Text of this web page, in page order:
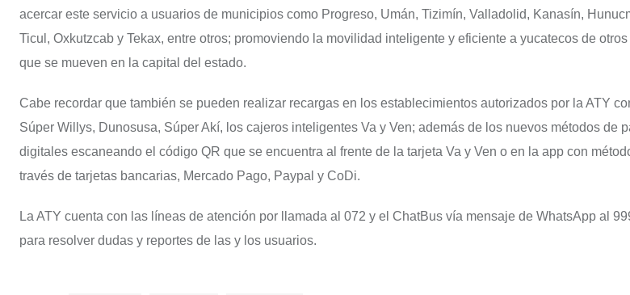
acercar este servicio a usuarios de municipios como Progreso, Umán, Tizimín, Valladolid, Kanasín,
Ticul, Oxkutzcab y Tekax, entre otros; promoviendo la movilidad inteligente y eficiente a yucatecos de
que se mueven en la capital del estado.
Cabe recordar que también se pueden realizar recargas en los establecimientos autorizados por la ATY
Súper Willys, Dunosusa, Súper Akí, los cajeros inteligentes Va y Ven; además de los nuevos métodos de
digitales escaneando el código QR que se encuentra al frente de la tarjeta Va y Ven o en la app con
través de tarjetas bancarias, Mercado Pago, Paypal y CoDi.
La ATY cuenta con las líneas de atención por llamada al 072 y el ChatBus vía mensaje de WhatsApp al
para resolver dudas y reportes de las y los usuarios.